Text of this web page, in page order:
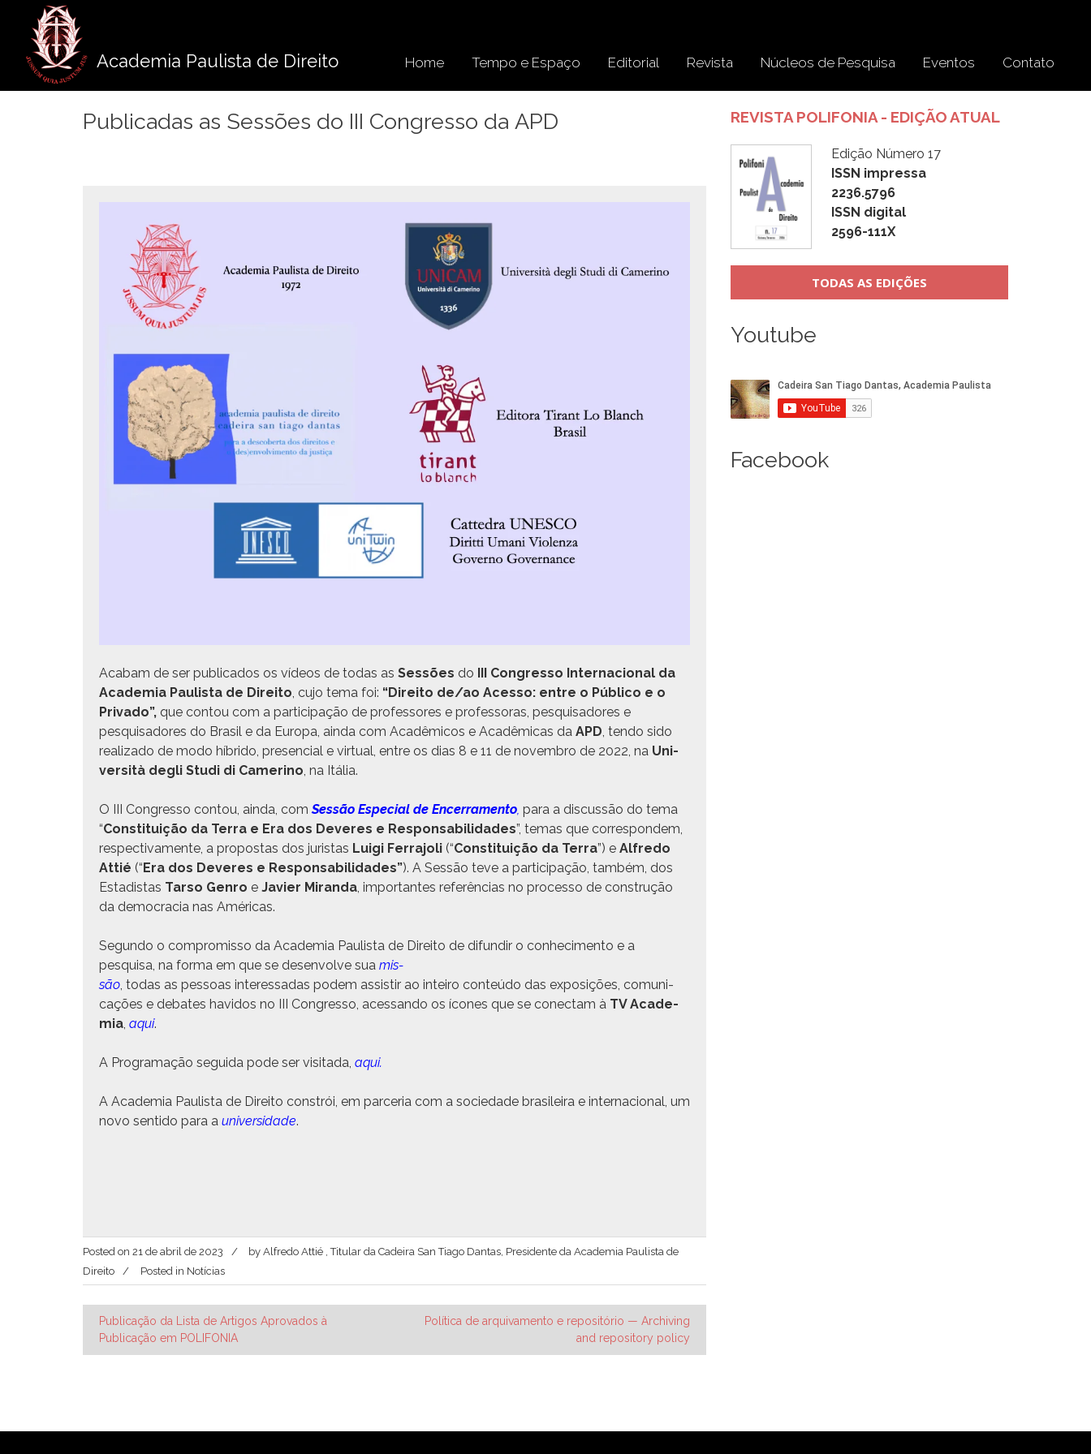
conteúdo
Academia Paulista de Direito Home Tempo e Espaço Editorial Revista Núcleos de Pesquisa Eventos Contato
Publicadas as Sessões do III Congresso da APD
Acabam de ser pub­li­ca­dos os vídeos de todas as Sessões do III Con­gres­so Inter­na­cional da
Acad­e­mia Paulista de Dire­ito, cujo tema foi: “Dire­ito de/ao Aces­so: entre o Públi­co e o
Pri­va­do”, que con­tou com a par­tic­i­pação de pro­fes­sores e pro­fes­so­ras, pesquisadores e
pesquisadores do Brasil e da Europa, ain­da com Acadêmi­cos e Acadêmi­cas da APD, ten­do sido
real­iza­do de modo híbri­do, pres­en­cial e vir­tu­al, entre os dias 8 e 11 de novem­bro de 2022, na Uni­
ver­sità degli Stu­di di Cameri­no, na Itália.
O III Con­gres­so con­tou, ain­da, comSessão Espe­cial de Encer­ra­men­to, para a dis­cussão do tema
“Con­sti­tu­ição da Ter­ra e Era dos Deveres e Respon­s­abil­i­dades”, temas que cor­re­spon­dem,
respec­ti­va­mente, a pro­postas dos juris­tas Lui­gi Fer­ra­joli (“Con­sti­tu­ição da Ter­ra”) e Alfre­do
Attié (“Era dos Deveres e Respon­s­abil­i­dades”). A Sessão teve a par­tic­i­pação, tam­bém, dos
Estadis­tas Tar­so Gen­ro e Javier Miran­da, impor­tantes refer­ên­cias no proces­so de con­strução
da democ­ra­cia nas Américas.
Segun­do o com­pro­mis­so da Acad­e­mia Paulista de Dire­ito de difundir o con­hec­i­men­to e a
pesquisa, na for­ma em que se desen­volve sua mis­
são, todas as pes­soas inter­es­sadas podem assi­s­tir ao inteiro con­teú­do das exposições, comu­ni­
cações e debates havi­dos no III Con­gres­so, aces­san­do os ícones que se conec­tam à TV Acad­e­
mia, aqui.
A Pro­gra­mação segui­da pode ser vis­i­ta­da, aqui.
A Acad­e­mia Paulista de Dire­ito con­strói, em parce­ria com a sociedade brasileira e inter­na­cional, um
novo sen­ti­do para a uni­ver­si­dade.
Posted on 21 de abril de 2023 by Alfredo Attié , Titular da Cadeira San Tiago Dantas, Presidente da Academia Paulista de
Direito
Posted in Notícias
Navegação
de
Publicação da Lista de Artigos Aprovados à
Publicação em POLIFONIA
Política de arquivamento e repositório — Archiving
and repository policy
REVISTA POLIFONIA - EDIÇÃO ATUAL
Edição Número 17
ISSN impressa
2236.5796
ISSN digital
2596-111X
TODAS AS EDIÇÕES
Youtube
Facebook